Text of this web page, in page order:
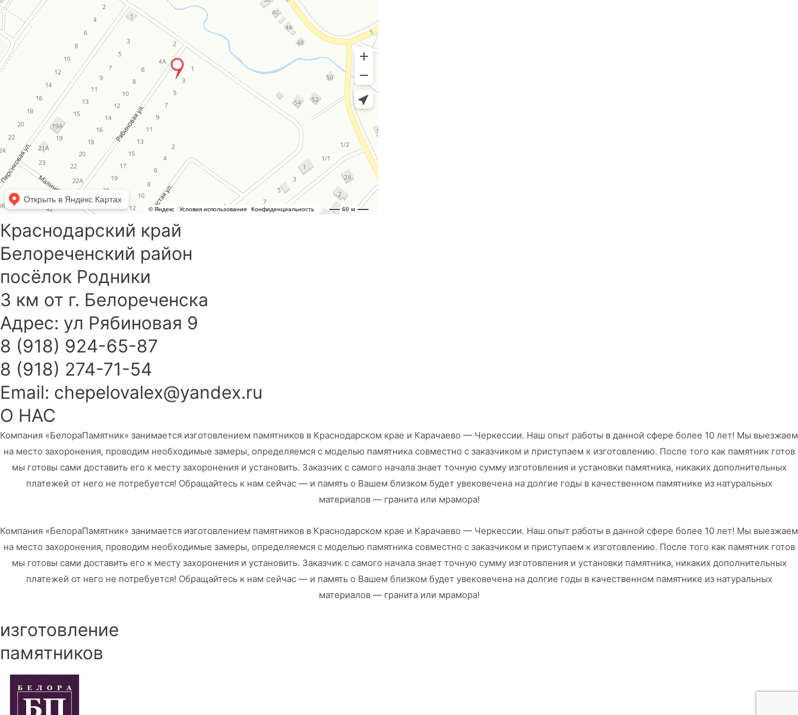
Краснодарский край
Белореченский район
посёлок Родники
3 км от г. Белореченска
Адрес: ул Рябиновая 9
8 (918) 924-65-87
8 (918) 274-71-54
Email: chepelovalex@yandex.ru
О НАС
Компания «БелораПамятник» занимается изготовлением памятников в Краснодарском крае и Карачаево — Черкессии. Наш опыт работы в данной сфере более 10 лет! Мы выезжаем
на место захоронения, проводим необходимые замеры, определяемся с моделью памятника совместно с заказчиком и приступаем к изготовлению. После того как памятник готов
мы готовы сами доставить его к месту захоронения и установить. Заказчик с самого начала знает точную сумму изготовления и установки памятника, никаких дополнительных
платежей от него не потребуется! Обращайтесь к нам сейчас — и память о Вашем близком будет увековечена на долгие годы в качественном памятнике из натуральных
материалов — гранита или мрамора!
Компания «БелораПамятник» занимается изготовлением памятников в Краснодарском крае и Карачаево — Черкессии. Наш опыт работы в данной сфере более 10 лет! Мы выезжаем
на место захоронения, проводим необходимые замеры, определяемся с моделью памятника совместно с заказчиком и приступаем к изготовлению. После того как памятник готов
мы готовы сами доставить его к месту захоронения и установить. Заказчик с самого начала знает точную сумму изготовления и установки памятника, никаких дополнительных
платежей от него не потребуется! Обращайтесь к нам сейчас — и память о Вашем близком будет увековечена на долгие годы в качественном памятнике из натуральных
материалов — гранита или мрамора!
изготовление
памятников